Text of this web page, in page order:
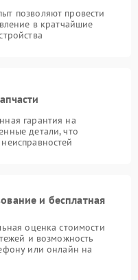
позволяют провести
в кратчайшие
гарантия на
детали, что
и бесплатная
оценка стоимости
и возможность
или онлайн на